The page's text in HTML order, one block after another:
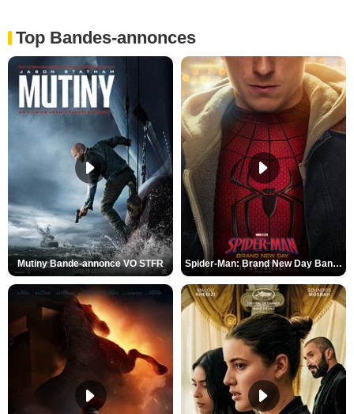
Top Bandes-annonces
Mutiny Bande-annonce VO STFR Spider-Man: Brand New Day Bande-annonce VO STFR